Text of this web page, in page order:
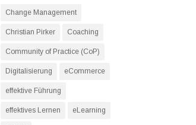
Change Management
Christian Pirker Coaching
Community of Practice (CoP)
Digitalisierung eCommerce
effektive Führung
effektives Lernen eLearning